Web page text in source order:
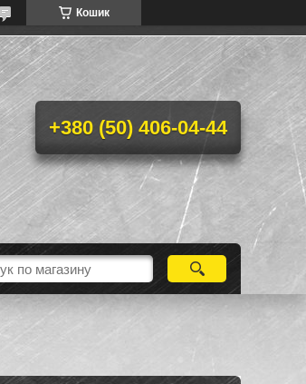
Кошик
+380 (50) 406-04-44